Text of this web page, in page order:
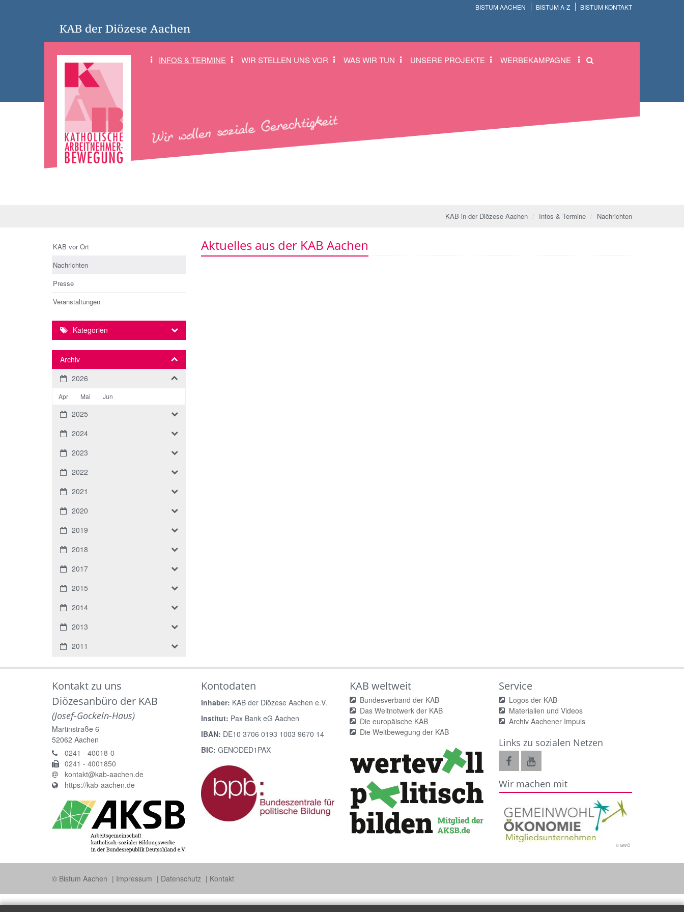
BISTUM AACHEN BISTUM A-Z BISTUM KONTAKT
KAB der Diözese Aachen
INFOS & TERMINE WIR STELLEN UNS VOR WAS WIR TUN UNSERE PROJEKTE WERBEKAMPAGNE
KAB in der Diözese Aachen Infos & Termine Nachrichten
Aktuelles aus der KAB Aachen
KAB vor Ort
Nachrichten
Presse
Veranstaltungen
Kategorien
Archiv
2026
Apr Mai Jun
2025
2024
2023
2022
2021
2020
2019
2018
2017
2015
2014
2013
2011
Kontakt zu uns
Diözesanbüro der KAB
(Josef-Gockeln-Haus)
Martinstraße 6
52062 Aachen
0241 - 40018-0
0241 - 4001850
kontakt@kab-aachen.de
https://kab-aachen.de
Kontodaten
Inhaber: KAB der Diözese Aachen e.V.
Institut: Pax Bank eG Aachen
IBAN: DE10 3706 0193 1003 9670 14
BIC: GENODED1PAX
KAB weltweit
Bundesverband der KAB
Das Weltnotwerk der KAB
Die europäische KAB
Die Weltbewegung der KAB
Service
Logos der KAB
Materialien und Videos
Archiv Aachener Impuls
Links zu sozialen Netzen
Wir machen mit
© GWÖ
© Bistum Aachen Impressum Datenschutz Kontakt